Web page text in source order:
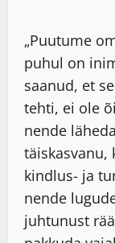
„Puutume
puhul on
saanud, et
tehti, ei ole
nende
täiskasvanu,
kindlus- ja
nende
juhtunust